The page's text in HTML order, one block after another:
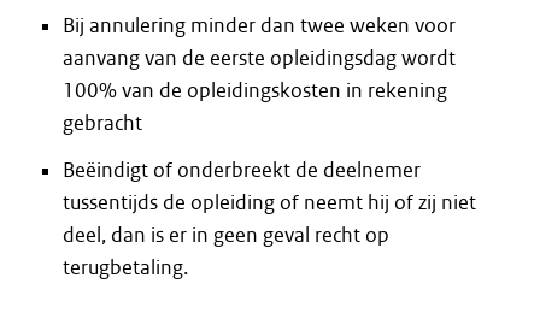
Bij annulering minder dan twee weken voor
aanvang van de eerste opleidingsdag wordt
100% van de opleidingskosten in rekening
gebracht
Beëindigt of onderbreekt de deelnemer
tussentijds de opleiding of neemt hij of zij niet
deel, dan is er in geen geval recht op
terugbetaling.